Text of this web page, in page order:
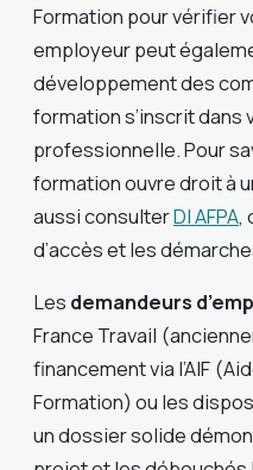
Formation pour vérifier
employeur peut
développement des
formation s’inscrit dans
professionnelle. Pour
formation ouvre droit à
aussi consulterDI AFPA,
d’accès et les
Les demandeurs
France Travail
financement via l’AIF
Formation) ou les
un dossier solide